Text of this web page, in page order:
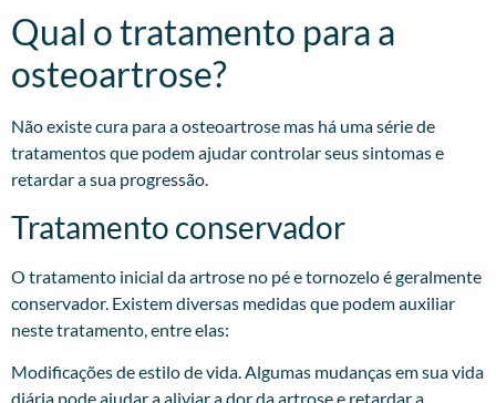
Qual o tratamento para a
osteoartrose?
Não existe cura para a osteoartrose mas há uma série de
tratamentos que podem ajudar controlar seus sintomas e
retardar a sua progressão.
Tratamento conservador
O tratamento inicial da artrose no pé e tornozelo é geralmente
conservador. Existem diversas medidas que podem auxiliar
neste tratamento, entre elas:
Modificações de estilo de vida. Algumas mudanças em sua vida
diária pode ajudar a aliviar a dor da artrose e retardar a